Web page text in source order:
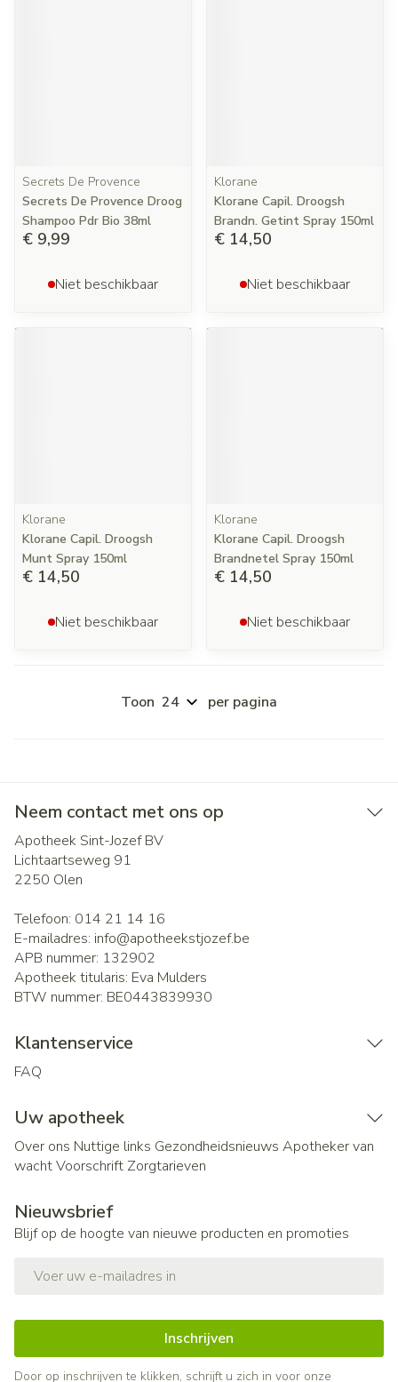
Secrets De Provence
Secrets De Provence Droog
Shampoo Pdr Bio 38ml
€ 9,99
Niet beschikbaar
Klorane
Klorane Capil. Droogsh
Brandn. Getint Spray 150ml
€ 14,50
Niet beschikbaar
Klorane
Klorane Capil. Droogsh
Munt Spray 150ml
€ 14,50
Niet beschikbaar
Klorane
Klorane Capil. Droogsh
Brandnetel Spray 150ml
€ 14,50
Niet beschikbaar
Toon per pagina
Neem contact met ons op
Apotheek Sint-Jozef BV
Lichtaartseweg 91
2250 Olen
Telefoon: 014 21 14 16
E-mailadres: info@apotheekstjozef.be
APB nummer: 132902
Apotheek titularis: Eva Mulders
BTW nummer: BE0443839930
Klantenservice
FAQ
Uw apotheek
Over ons Nuttige links Gezondheidsnieuws Apotheker van
wachtVoorschrift Zorgtarieven
Nieuwsbrief
Blijf op de hoogte van nieuwe producten en promoties
Inschrijven
Door op inschrijven te klikken, schrijft u zich in voor onze